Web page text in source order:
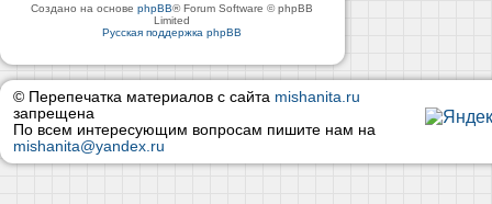
Создано на основеphpBB® Forum Software © phpBB
Limited
Русская поддержка phpBB
© Перепечатка материалов с сайта mishanita.ru
запрещена
По всем интересующим вопросам пишите нам на
mishanita@yandex.ru